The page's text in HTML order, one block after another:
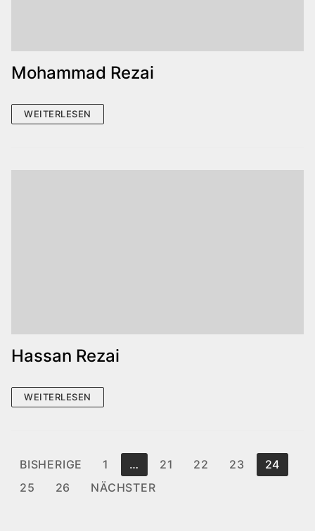
Mohammad Rezai
WEITERLESEN
Hassan Rezai
WEITERLESEN
Seitennummerierung
der
BISHERIGE 1 … 21 22 23
24
25
26 NÄCHSTER